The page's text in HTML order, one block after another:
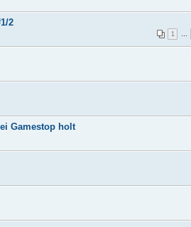
2
1
Gamestop holt